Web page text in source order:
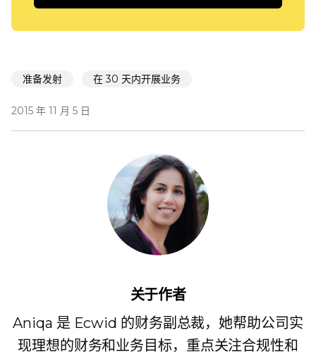
准备发射 在 30 天内开展业务
2015 年 11 月 5 日
关于作者
Aniqa 是 Ecwid 的财务副总裁，她帮助公司实
现理想的财务和业务目标，重点关注合规性和